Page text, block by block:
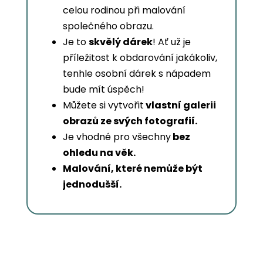
celou rodinou při malování
společného obrazu.
Je toskvělý dárek! Ať už je
příležitost k obdarování jakákoliv,
tenhle osobní dárek s nápadem
bude mít úspěch!
Můžete si vytvořitvlastní galerii
obrazů ze svých fotografií.
Je vhodné pro všechnybez
ohledu na věk.
Malování, které nemůže být
jednodušší.